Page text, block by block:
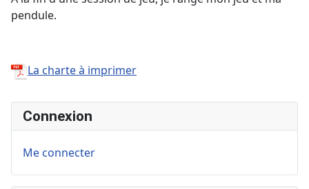
pendule.
La charte à imprimer
Connexion
Me connecter